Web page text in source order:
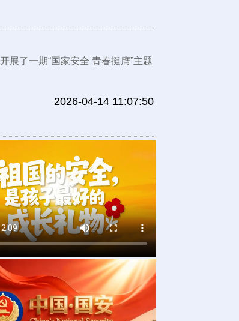
展了一期“国家安全 青春挺膺”主题
2026-04-14 11:07:50